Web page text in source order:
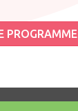
PROGRAMME